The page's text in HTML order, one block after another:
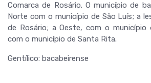
Comarca de Rosário. O município de
Norte com o município de São Luís; a
de Rosário; a Oeste, com o município
com o município de Santa Rita.
Gentílico: bacabeirense